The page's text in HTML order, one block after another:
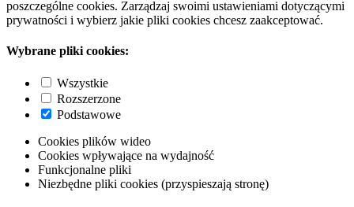
poszczególne cookies. Zarządzaj swoimi ustawieniami dotyczącymi
prywatności i wybierz jakie pliki cookies chcesz zaakceptować.
Wybrane pliki cookies:
Wszystkie
Rozszerzone
Podstawowe
Cookies plików wideo
Cookies wpływające na wydajność
Funkcjonalne pliki
Niezbędne pliki cookies (przyspieszają stronę)